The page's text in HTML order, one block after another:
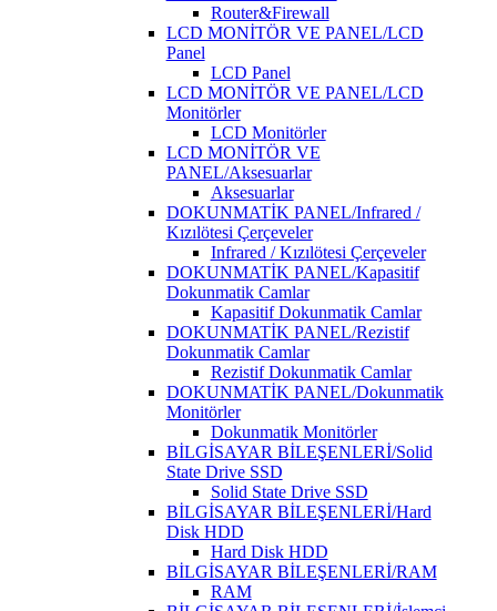
Router&Firewall
LCD MONİTÖR VE PANEL/LCD
Panel
LCD Panel
LCD MONİTÖR VE PANEL/LCD
Monitörler
LCD Monitörler
LCD MONİTÖR VE
PANEL/Aksesuarlar
Aksesuarlar
DOKUNMATİK PANEL/Infrared /
Kızılötesi Çerçeveler
Infrared / Kızılötesi Çerçeveler
DOKUNMATİK PANEL/Kapasitif
Dokunmatik Camlar
Kapasitif Dokunmatik Camlar
DOKUNMATİK PANEL/Rezistif
Dokunmatik Camlar
Rezistif Dokunmatik Camlar
DOKUNMATİK PANEL/Dokunmatik
Monitörler
Dokunmatik Monitörler
BİLGİSAYAR BİLEŞENLERİ/Solid
State Drive SSD
Solid State Drive SSD
BİLGİSAYAR BİLEŞENLERİ/Hard
Disk HDD
Hard Disk HDD
BİLGİSAYAR BİLEŞENLERİ/RAM
RAM